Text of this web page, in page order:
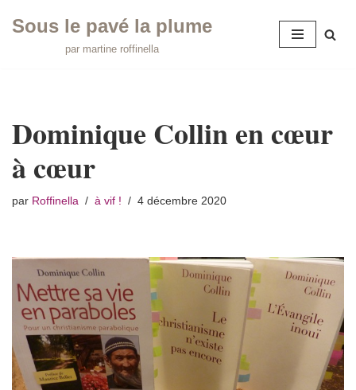
Sous le pavé la plume
par martine roffinella
Dominique Collin en cœur
à cœur
par Roffinella à vif ! 4 décembre 2020